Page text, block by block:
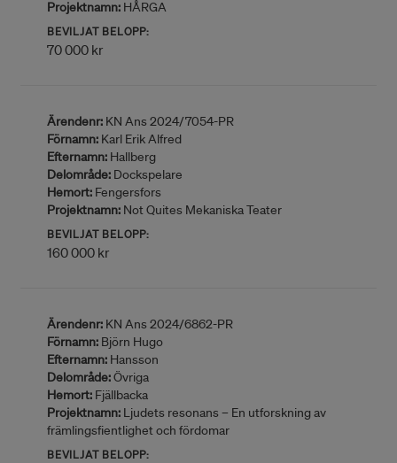
Projektnamn: HÅRGA
BEVILJAT BELOPP:
70 000 kr
Ärendenr: KN Ans 2024/7054-PR
Förnamn: Karl Erik Alfred
Efternamn: Hallberg
Delområde: Dockspelare
Hemort: Fengersfors
Projektnamn: Not Quites Mekaniska Teater
BEVILJAT BELOPP:
160 000 kr
Ärendenr: KN Ans 2024/6862-PR
Förnamn: Björn Hugo
Efternamn: Hansson
Delområde:Övriga
Hemort: Fjällbacka
Projektnamn: Ljudets resonans – En utforskning av
främlingsfientlighet och fördomar
BEVILJAT BELOPP: